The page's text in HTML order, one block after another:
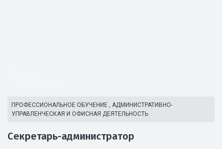
ПРОФЕССИОНАЛЬНОЕ ОБУЧЕНИЕ
АДМИНИСТРАТИВНО-
УПРАВЛЕНЧЕСКАЯ И ОФИСНАЯ ДЕЯТЕЛЬНОСТЬ
Секретарь-администратор